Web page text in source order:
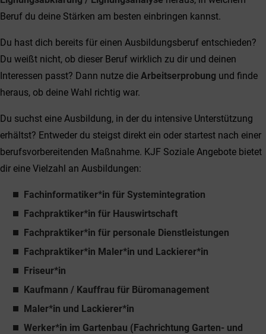
Beruf du deine Stärken am besten einbringen kannst.
Du hast dich bereits für einen Ausbildungsberuf entschieden?
Du weißt nicht, ob dieser Beruf wirklich zu dir und deinen
Interessen passt? Dann nutze die Arbeitserprobung und finde
heraus, ob deine Wahl richtig war.
Du suchst eine Ausbildung, in der du intensive Unterstützung
erhältst? Entweder du steigst direkt ein oder startest nach einer
berufsvorbereitenden Maßnahme. KJF Soziale Angebote bietet
dir eine Vielzahl an Ausbildungen:
Fachinformatiker*in für Systemintegration
Fachpraktiker*in für Hauswirtschaft
Fachpraktiker*in für personale Dienstleistungen
Fachpraktiker*in Maler*in und Lackierer*in
Friseur*in
Kaufmann / Kauffrau für Büromanagement
Maler*in und Lackierer*in
Werker*in im Gartenbau (Fachrichtung Garten- und